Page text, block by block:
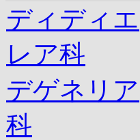
ディディエ
レア科
デゲネリア
科